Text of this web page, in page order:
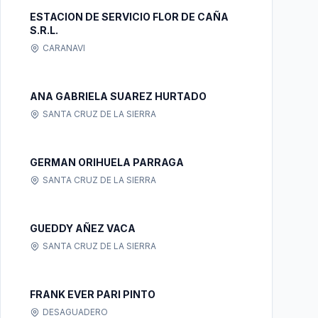
ESTACION DE SERVICIO FLOR DE CAÑA
S.R.L.
CARANAVI
ANA GABRIELA SUAREZ HURTADO
SANTA CRUZ DE LA SIERRA
GERMAN ORIHUELA PARRAGA
SANTA CRUZ DE LA SIERRA
GUEDDY AÑEZ VACA
SANTA CRUZ DE LA SIERRA
FRANK EVER PARI PINTO
DESAGUADERO